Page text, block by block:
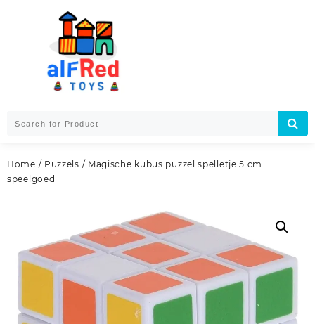
Home / Puzzels / Magische kubus puzzel spelletje 5 cm
speelgoed